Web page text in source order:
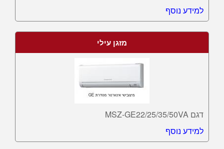
למידע נוסף
מזגן עילי
דגם MSZ-GE22/25/35/50VA
למידע נוסף